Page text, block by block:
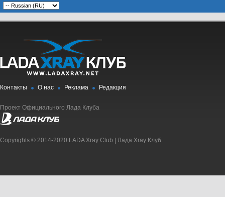
Контакты О нас Реклама Редакция
Проект Официального Лада Клуба
Copyrights © 2014-2020 LADA Xray Club | Лада Xray Клуб